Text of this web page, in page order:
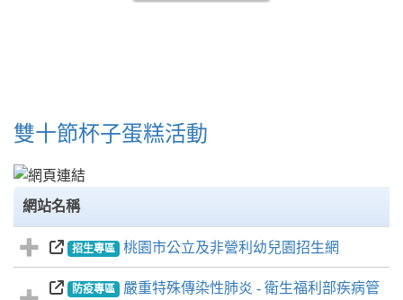
雙十節杯子蛋糕活動
網站名稱
招生專區 桃園市公立及非營利幼兒園招生網
防疫專區
嚴重特殊傳染性肺炎 - 衛生福利部疾病管